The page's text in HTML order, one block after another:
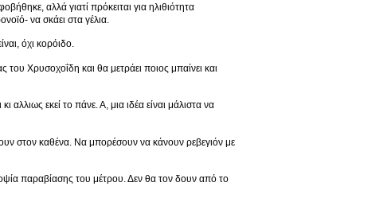
αλλά γιατί πρόκειται για ηλιθιότητα
να σκάει στα γέλια.
όχι κορόιδο.
Χρυσοχοΐδη και θα μετράει ποιος μπαίνει και
αλλιως εκεί το πάνε. Α, μια ιδέα είναι μάλιστα να
στον καθένα. Να μπορέσουν να κάνουν ρεβεγιόν με
παραβίασης του μέτρου. Δεν θα τον δουν από το